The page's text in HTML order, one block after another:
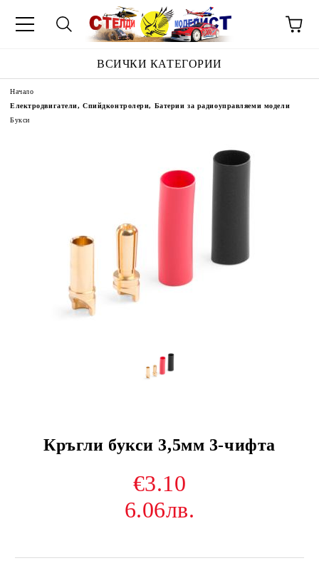
ВСИЧКИ КАТЕГОРИИ
Начало
Електродвигатели, Спийдконтролери, Батерии за радиоуправляеми модели
Букси
Кръгли букси 3,5мм 3-чифта
€3.10
6.06лв.